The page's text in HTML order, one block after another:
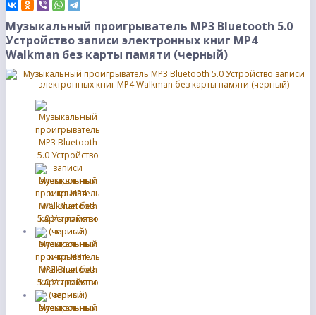
Музыкальный проигрыватель MP3 Bluetooth 5.0
Устройство записи электронных книг MP4
Walkman без карты памяти (черный)